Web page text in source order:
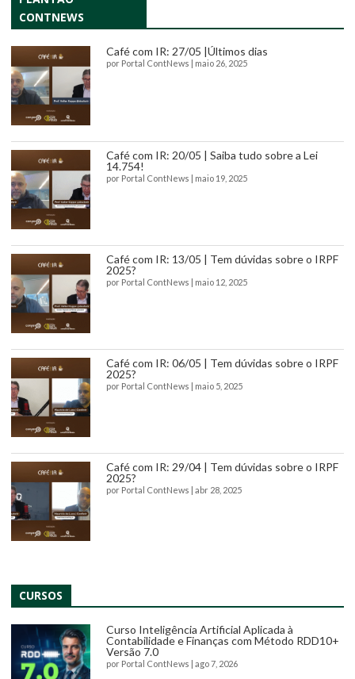
CONTNEWS
Café com IR: 27/05 |Últimos dias
por Portal ContNews maio 26, 2025
Café com IR: 20/05 | Saiba tudo sobre a Lei
14.754!
por Portal ContNews maio 19, 2025
Café com IR: 13/05 | Tem dúvidas sobre o IRPF
2025?
por Portal ContNews maio 12, 2025
Café com IR: 06/05 | Tem dúvidas sobre o IRPF
2025?
por Portal ContNews maio 5, 2025
Café com IR: 29/04 | Tem dúvidas sobre o IRPF
2025?
por Portal ContNews abr 28, 2025
CURSOS
Curso Inteligência Artificial Aplicada à
Contabilidade e Finanças com Método RDD10+
Versão 7.0
por Portal ContNews ago 7, 2026